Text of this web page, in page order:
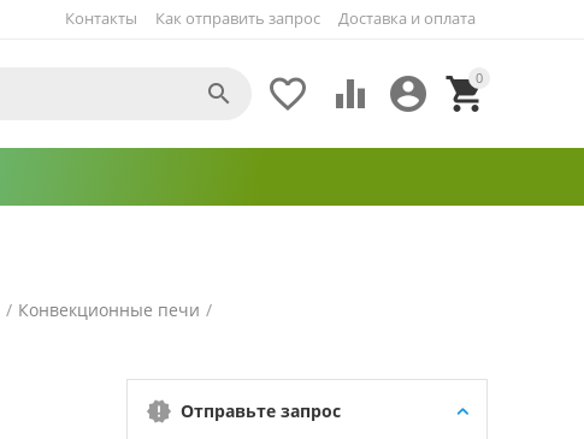
Как отправить запрос Доставка и оплата
Контакты
0


 

/ Конвекционные печи /
Отправьте запрос